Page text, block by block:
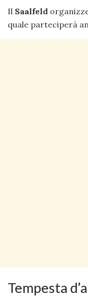
Il Saalfeld
quale parteciperà
Tempesta